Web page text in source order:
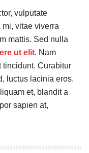
vulputate
vitae viverra
mattis. Sed nulla
ut elit. Nam
tincidunt. Curabitur
luctus lacinia eros.
et, blandit a
sapien at,